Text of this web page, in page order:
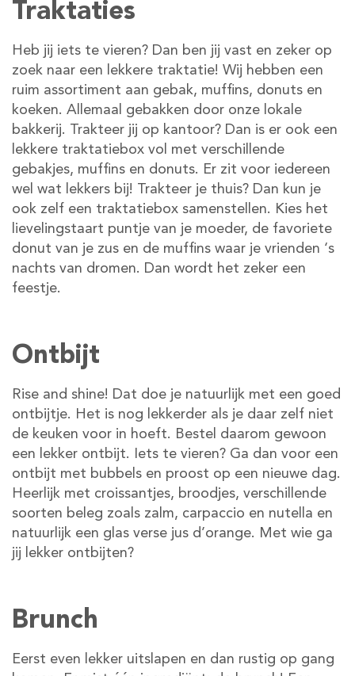
Traktaties
Heb jij iets te vieren? Dan ben jij vast en zeker op
zoek naar een lekkere traktatie! Wij hebben een
ruim assortiment aan gebak, muffins, donuts en
koeken. Allemaal gebakken door onze lokale
bakkerij. Trakteer jij op kantoor? Dan is er ook een
lekkere traktatiebox vol met verschillende
gebakjes, muffins en donuts. Er zit voor iedereen
wel wat lekkers bij! Trakteer je thuis? Dan kun je
ook zelf een traktatiebox samenstellen. Kies het
lievelingstaart puntje van je moeder, de favoriete
donut van je zus en de muffins waar je vrienden ‘s
nachts van dromen. Dan wordt het zeker een
feestje.
Ontbijt
Rise and shine! Dat doe je natuurlijk met een goed
ontbijtje. Het is nog lekkerder als je daar zelf niet
de keuken voor in hoeft. Bestel daarom gewoon
een lekker ontbijt. Iets te vieren? Ga dan voor een
ontbijt met bubbels en proost op een nieuwe dag.
Heerlijk met croissantjes, broodjes, verschillende
soorten beleg zoals zalm, carpaccio en nutella en
natuurlijk een glas verse jus d’orange. Met wie ga
jij lekker ontbijten?
Brunch
Eerst even lekker uitslapen en dan rustig op gang